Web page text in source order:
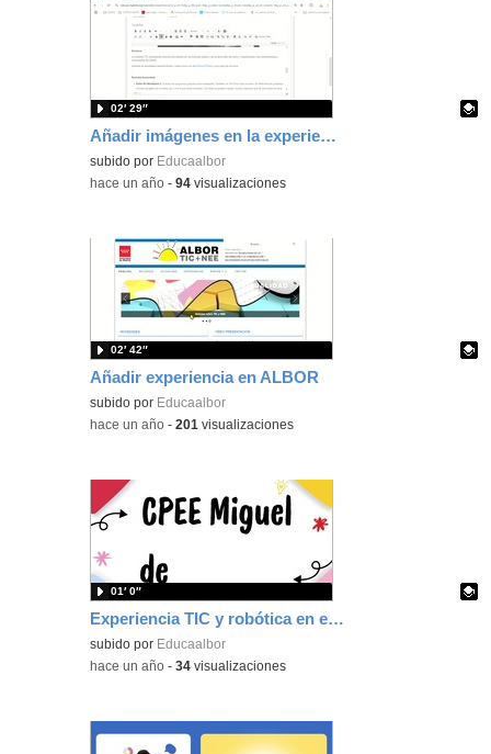
Añadir imágenes en la experiencia de ALBOR
Contenido educativo.
subido por Educaalbor
02′ 29″
-hace un año -94 visualizaciones
Añadir experiencia en ALBOR
Contenido educativo.
subido por Educaalbor
02′ 42″
-hace un año -201 visualizaciones
Experiencia TIC y robótica en el CPEE Miguel de Unamuno
Contenido educativo.
subido por Educaalbor
01′ 0″
-hace un año -34 visualizaciones